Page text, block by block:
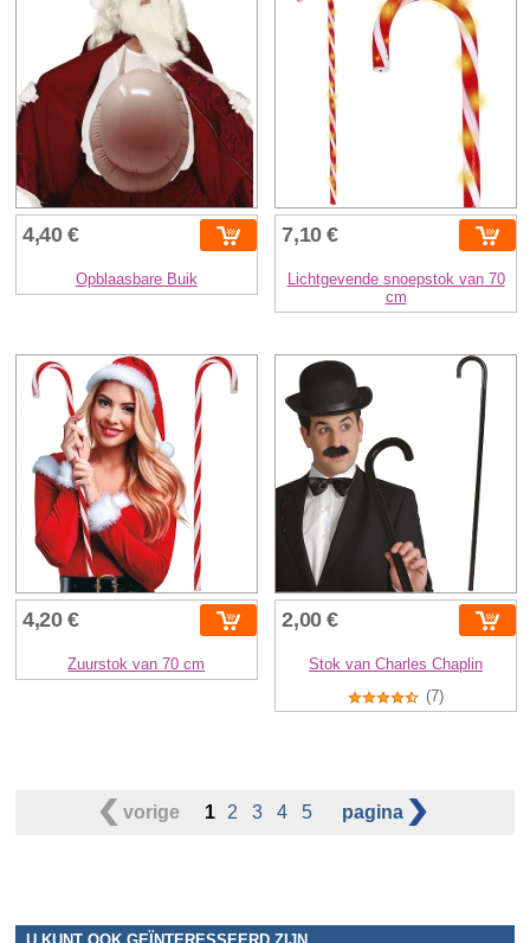
4,40 €
Opblaasbare Buik
7,10 €
Lichtgevende snoepstok van 70
cm
4,20 €
Zuurstok van 70 cm
2,00 €
Stok van Charles Chaplin
(7)
vorige 1 2 3 4 5 pagina